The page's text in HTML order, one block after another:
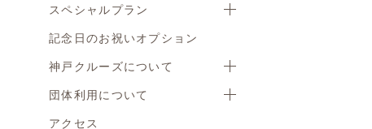
スペシャルプラン
記念日のお祝いオプション
神戸クルーズについて
団体利用について
アクセス